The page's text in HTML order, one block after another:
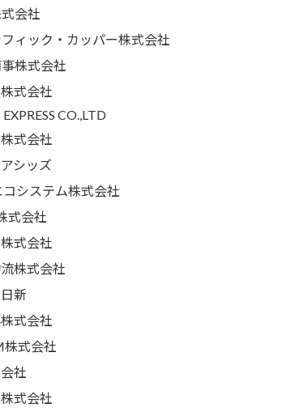
会社
ィック・カッパー株式会社
株式会社
式会社
CO.,LTD
式会社
シッズ
システム株式会社
式会社
式会社
株式会社
新
式会社
株式会社
社
式会社